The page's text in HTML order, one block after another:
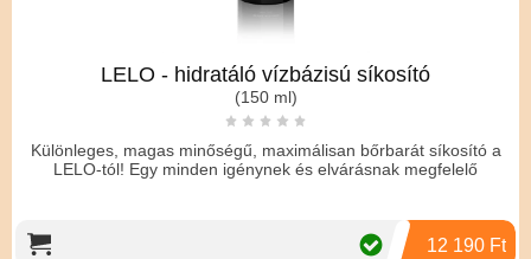
LELO - hidratáló vízbázisú síkosító
(150 ml)
Különleges, magas minőségű, maximálisan bőrbarát síkosító a
LELO-tól! Egy minden igénynek és elvárásnak megfelelő
12 190 Ft